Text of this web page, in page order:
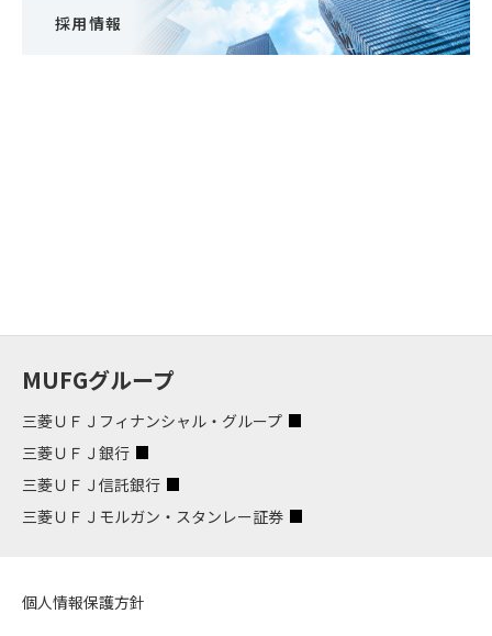
採用情報
MUFGグループ
三菱ＵＦＪフィナンシャル・グループ
三菱ＵＦＪ銀行
三菱ＵＦＪ信託銀行
三菱ＵＦＪモルガン・スタンレー証券
個人情報保護方針